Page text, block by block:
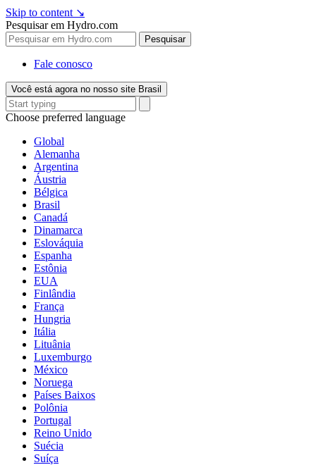
Skip to content ↘
Pesquisar em Hydro.com
Pesquisar
Fale conosco
Você está agora no nosso site Brasil
Choose preferred language
Global
Alemanha
Argentina
Áustria
Bélgica
Brasil
Canadá
Dinamarca
Eslováquia
Espanha
Estônia
EUA
Finlândia
França
Hungria
Itália
Lituânia
Luxemburgo
México
Noruega
Países Baixos
Polônia
Portugal
Reino Unido
Suécia
Suíça